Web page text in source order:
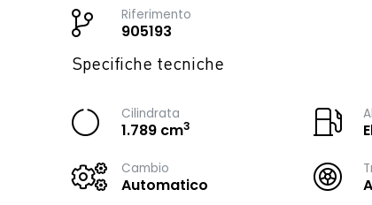
Riferimento
905193
Specifiche tecniche
Cilindrata
1.789 cm3
Cambio
Automatico